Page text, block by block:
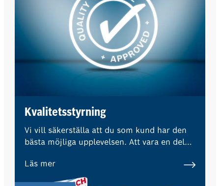
Kvalitetsstyrning
Vi vill säkerställa att du som kund har den
bästa möjliga upplevelsen. Att vara en del
externa experter regelbundet övervakar
våra kvalitetsstandarder och procedurer.
Läs mer